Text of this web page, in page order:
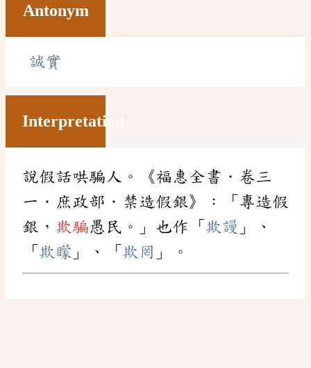
Antonym
誠實
Interpretation
說假話哄騙人。《福惠全書．卷三
一．庶政部．禁造假銀》：「專造假
銀， 欺騙愚民。」也作「 欺謾 」、
「 欺矇 」、「 欺罔 」。